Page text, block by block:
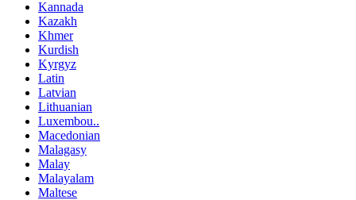
Kannada
Kazakh
Khmer
Kurdish
Kyrgyz
Latin
Latvian
Lithuanian
Luxembou..
Macedonian
Malagasy
Malay
Malayalam
Maltese